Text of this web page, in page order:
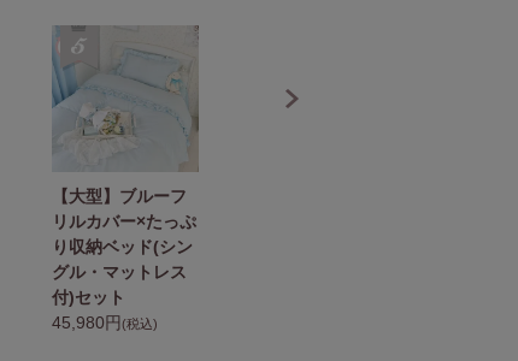
【大型】ブルーフ
リルカバー×たっぷ
り収納ベッド(シン
グル・マットレス
付)セット
45,980円 (税込)